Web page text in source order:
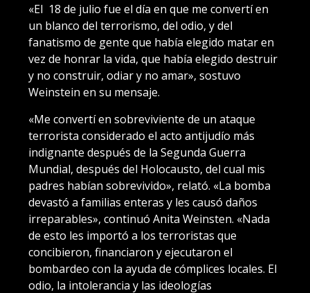
«El 18 de julio fue el día en que me convertí en
un blanco del terrorismo, del odio, y del
fanatismo de gente que había elegido matar en
vez de honrar la vida, que había elegido destruir
y no construir, odiar y no amar», sostuvo
Weinstein en su mensaje.
«Me convertí en sobreviviente de un ataque
terrorista considerado el acto antijudío más
indignante después de la Segunda Guerra
Mundial, después del Holocausto, del cual mis
padres habían sobrevivido», relató. «La bomba
devastó a familias enteras y les causó daños
irreparables», continuó Anita Weinsten. «Nada
de esto les importó a los terroristas que
concibieron, financiaron y ejecutaron el
bombardeo con la ayuda de cómplices locales. El
odio, la intolerancia y las ideologías